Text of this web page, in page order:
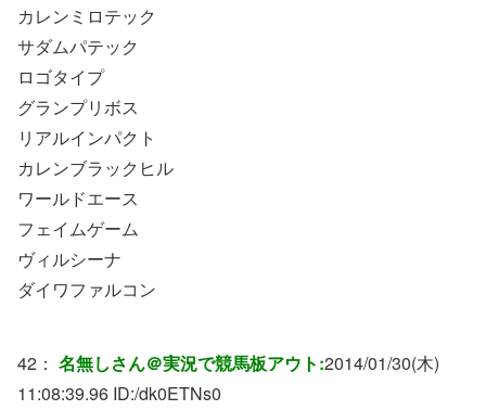
カレンミロテック
サダムパテック
ロゴタイプ
グランプリボス
リアルインパクト
カレンブラックヒル
ワールドエース
フェイムゲーム
ヴィルシーナ
ダイワファルコン
42： 名無しさん＠実況で競馬板アウト:2014/01/30(木)
11:08:39.96 ID:/dk0ETNs0